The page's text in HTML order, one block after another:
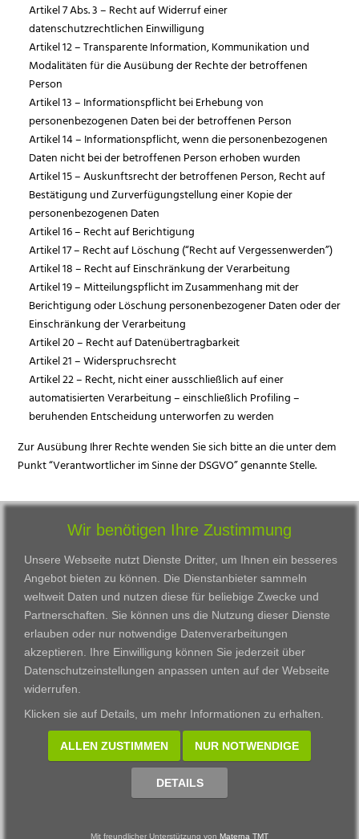
Artikel 7 Abs. 3 – Recht auf Widerruf einer
datenschutzrechtlichen Einwilligung
Artikel 12 – Transparente Information, Kommunikation und
Modalitäten für die Ausübung der Rechte der betroffenen
Person
Artikel 13 – Informationspflicht bei Erhebung von
personenbezogenen Daten bei der betroffenen Person
Artikel 14 – Informationspflicht, wenn die personenbezogenen
Daten nicht bei der betroffenen Person erhoben wurden
Artikel 15 – Auskunftsrecht der betroffenen Person, Recht auf
Bestätigung und Zurverfügungstellung einer Kopie der
personenbezogenen Daten
Artikel 16 – Recht auf Berichtigung
Artikel 17 – Recht auf Löschung (“Recht auf Vergessenwerden”)
Artikel 18 – Recht auf Einschränkung der Verarbeitung
Artikel 19 – Mitteilungspflicht im Zusammenhang mit der
Berichtigung oder Löschung personenbezogener Daten oder der
Einschränkung der Verarbeitung
Artikel 20 – Recht auf Datenübertragbarkeit
Artikel 21 – Widerspruchsrecht
Artikel 22 – Recht, nicht einer ausschließlich auf einer
automatisierten Verarbeitung – einschließlich Profiling –
beruhenden Entscheidung unterworfen zu werden
Zur Ausübung Ihrer Rechte wenden Sie sich bitte an die unter dem
Punkt “Verantwortlicher im Sinne der DSGVO” genannte Stelle.
VWAK
Karriere
Links
Kontakt
Impressum
Datenschutzerklärung
Standorte
Darmstadt
Gießen
Kassel
Wiesbaden
Fortbildungszentrum
Bildungsangebot
Ausbildung
Fortbildung
Wir benötigen Ihre Zustimmung
Unsere Webseite nutzt Dienste Dritter, um Ihnen ein besseres
Angebot bieten zu können. Die Dienstanbieter sammeln
weltweit Daten und nutzen diese für beliebige Zwecke und
Partnerschaften. Sie können uns die Nutzung dieser Dienste
erlauben oder nur notwendige Datenverarbeitungen
akzeptieren. Ihre Einwilligung können Sie jederzeit über
Datenschutzeinstellungen anpassen unten auf der Webseite
widerrufen.
Klicken sie auf Details, um mehr Informationen zu erhalten.
ALLEN ZUSTIMMEN NUR NOTWENDIGE
DETAILS
Mit freundlicher Unterstützung von Materna TMT